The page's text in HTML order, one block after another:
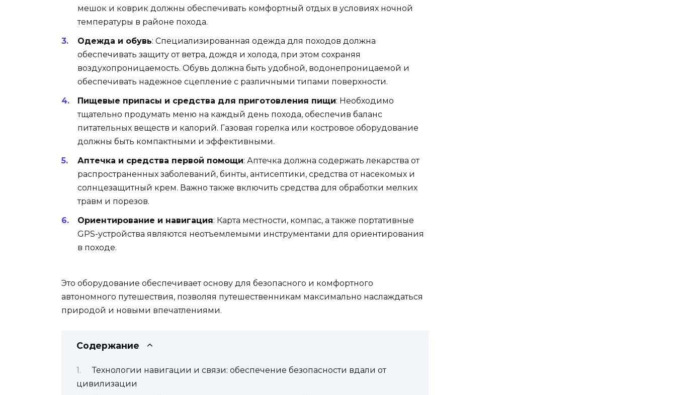
мешок и коврик должны обеспечивать комфортный отдых в условиях ночной
температуры в районе похода.
Одежда и обувь: Специализированная одежда для походов должна
обеспечивать защиту от ветра, дождя и холода, при этом сохраняя
воздухопроницаемость. Обувь должна быть удобной, водонепроницаемой и
обеспечивать надежное сцепление с различными типами поверхности.
Пищевые припасы и средства для приготовления пищи: Необходимо
тщательно продумать меню на каждый день похода, обеспечив баланс
питательных веществ и калорий. Газовая горелка или костровое оборудование
должны быть компактными и эффективными.
Аптечка и средства первой помощи: Аптечка должна содержать лекарства от
распространенных заболеваний, бинты, антисептики, средства от насекомых и
солнцезащитный крем. Важно также включить средства для обработки мелких
травм и порезов.
Ориентирование и навигация: Карта местности, компас, а также портативные
GPS-устройства являются неотъемлемыми инструментами для ориентирования
в походе.
Это оборудование обеспечивает основу для безопасного и комфортного
автономного путешествия, позволяя путешественникам максимально наслаждаться
природой и новыми впечатлениями.
Содержание
Технологии навигации и связи: обеспечение безопасности вдали от
цивилизации